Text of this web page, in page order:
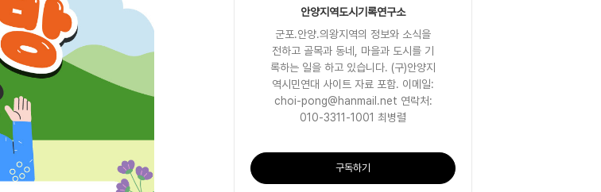
안양지역도시기록연구소
군포.안양.의왕지역의 정보와 소식을
전하고 골목과 동네, 마을과 도시를 기
록하는 일을 하고 있습니다. (구)안양지
역시민연대 사이트 자료 포함. 이메일:
choi-pong@hanmail.net 연락처:
010-3311-1001 최병렬
구독하기